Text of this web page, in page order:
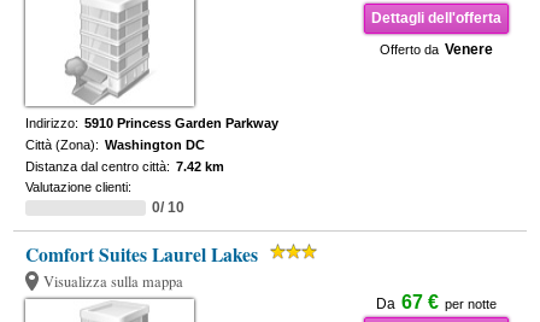
Dettagli dell'offerta
Offerto da Venere
Indirizzo: 5910 Princess Garden Parkway
Città (Zona): Washington DC
Distanza dal centro città: 7.42 km
Valutazione clienti:
0/ 10
Comfort Suites Laurel Lakes
Visualizza sulla mappa
Da 67 € per notte